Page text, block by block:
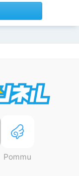
Pommu